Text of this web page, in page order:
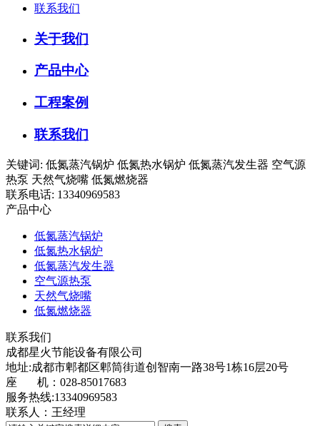
联系我们
关于我们
产品中心
工程案例
联系我们
关键词: 低氮蒸汽锅炉 低氮热水锅炉 低氮蒸汽发生器 空气源
热泵 天然气烧嘴 低氮燃烧器
联系电话: 13340969583
产品中心
低氮蒸汽锅炉
低氮热水锅炉
低氮蒸汽发生器
空气源热泵
天然气烧嘴
低氮燃烧器
联系我们
成都星火节能设备有限公司
地址:成都市郫都区郫筒街道创智南一路38号1栋16层20号
座 机：028-85017683
服务热线:13340969583
联系人：王经理